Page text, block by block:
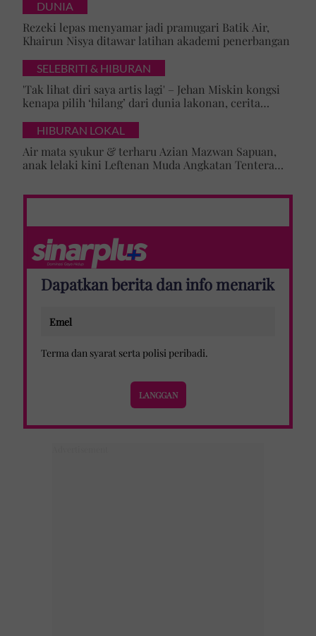
DUNIA
Rezeki lepas menyamar jadi pramugari Batik Air,
Khairun Nisya ditawar latihan akademi penerbangan
SELEBRITI & HIBURAN
'Tak lihat diri saya artis lagi' – Jehan Miskin kongsi
kenapa pilih ‘hilang’ dari dunia lakonan, cerita
HIBURAN LOKAL
Air mata syukur & terharu Azian Mazwan Sapuan,
anak lelaki kini Leftenan Muda Angkatan Tentera
Dapatkan berita dan info menarik
Terma dan syarat serta polisi peribadi.